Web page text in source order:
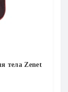
тела Zenet